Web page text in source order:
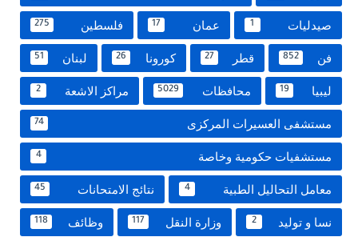
صيدليات 1 عمان 17 فلسطين 275
فن 852 قطر 27 كورونا 26 لبنان 51
ليبيا 19 محافظات 5029 مراكز الاشعة 2
مستشفى العسيرات المركزى 74
مستشفيات حكومية وخاصة 4
معامل التحاليل الطبية 4 نتائج الامتحانات 45
نسا و توليد 2 وزارة النقل 117 وظائف 118